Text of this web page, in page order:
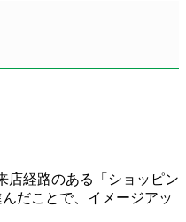
店経路のある「ショッピン
だことで、イメージアッ